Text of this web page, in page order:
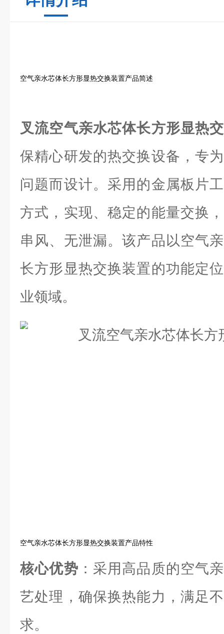
空气亲水芯体长方形显热交换装置产品简述
叉流空气亲水芯体长方形显热
保精心研发的热交换设备，专
问题而设计。采用的金属板片
方式，实现、稳定的能量交换
串风、无泄漏。该产品以空气
长方形显热交换装置的功能定
业领域。
空气亲水芯体长方形显热交换装置产品特性
核心优势 ：采用高品质的空气
艺处理，确保换热能力，满足
求。